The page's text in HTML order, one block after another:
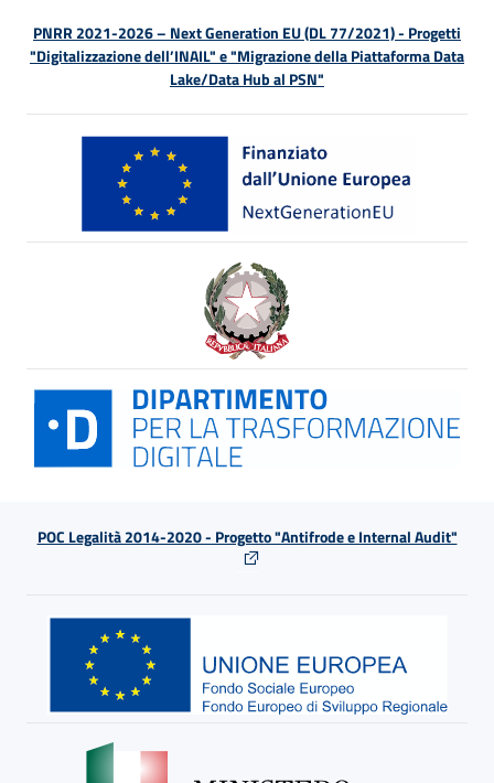
PNRR 2021-2026 – Next Generation EU (DL 77/2021) - Progetti
"Digitalizzazione dell’INAIL" e "Migrazione della Piattaforma Data
Lake/Data Hub al PSN"
POC Legalità 2014-2020 - Progetto "Antifrode e Internal Audit"